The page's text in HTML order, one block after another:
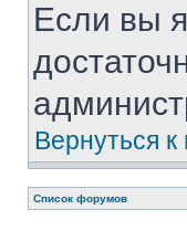
Если вы
Вернуться к
Список форумов